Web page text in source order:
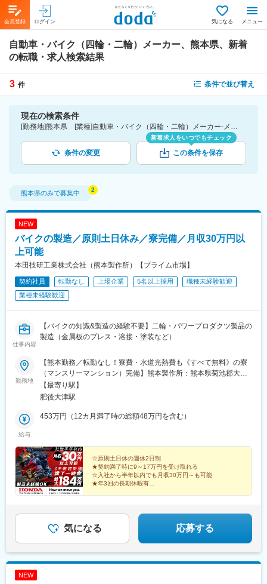
会員登録 ログイン 気になる メニュー
自動車・バイク（四輪・二輪）メーカー、熊本県、新着
の転職・求人検索結果
3 件 条件で並び替え
現在の検索条件
[勤務地]熊本県 [業種]自動車・バイク（四輪・二輪）メーカー-メーカー（機械・電気）業界 [こだわり条件ピックアップ]新着
条件の変更
新着求人をいつでもチェック
この条件を保存
熊本県のみで募集中
NEW
バイクの製造／原則土日休み／寮完備／月収30万円以
上可能
本田技研工業株式会社（熊本製作所）【プライム市場】
契約社員 転勤なし 上場企業 5名以上採用
職種未経験歓迎
業種未経験歓迎
仕事内容
【バイクの知識&製造の経験不要】二輪・パワープロダクツ製品の
製造（金属板のプレス・溶接・塗装など）
勤務地
【熊本勤務／転勤なし！寮費・水道光熱費も《すべて無料》の寮
（マンスリーマンション）完備】熊本製作所：熊本県菊池郡大津
町平川1500◆JR豊肥本線「肥後大津駅」より車で10分◎自動車
通勤OK◎就業時間前後ならびに昼食休憩時に所定の喫煙所で喫煙
【最寄り駅】
肥後大津駅
給与
453万円（12カ月満了時の総額48万円を含む）
☆原則土日休の週休2日制
★契約満了時に9～17万円を受け取れる
☆入社から半年以内でも月収30万円～も可能
★年3回の長期休暇有
熊本での新生活、気軽に始めてみませんか？
気になる 応募する
NEW